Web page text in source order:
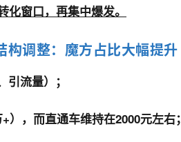
化窗口，再集中爆发。
构调整：魔方占比大幅提升
流量）；
，而直通车维持在2000元左右；